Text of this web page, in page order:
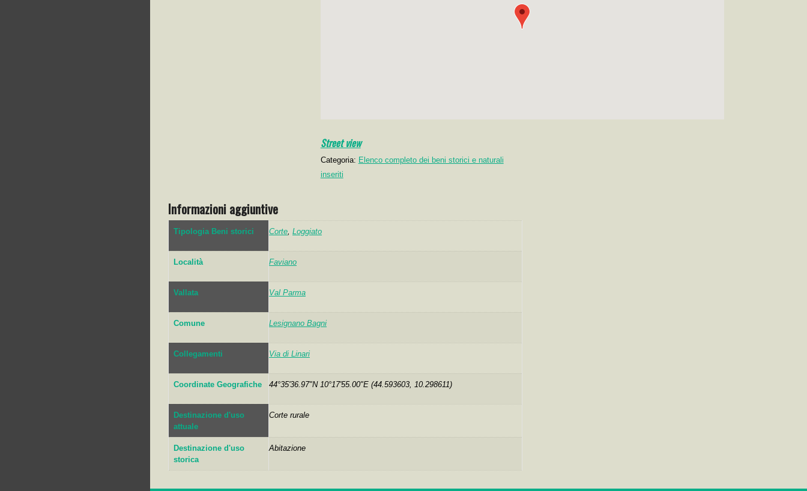
Street view
Categoria: Elenco completo dei beni storici e naturali
inseriti
Informazioni aggiuntive
Tipologia Beni storici Corte, Loggiato
Località Faviano
Vallata Val Parma
Comune Lesignano Bagni
Collegamenti Via di Linari
Coordinate Geografiche 44°35'36.97"N 10°17'55.00"E (44.593603, 10.298611)
Destinazione d'uso
attuale
Corte rurale
Destinazione d'uso
storica
Abitazione